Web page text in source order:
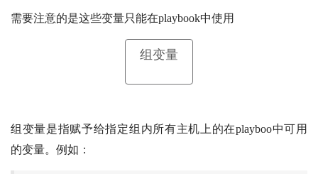
需要注意的是这些变量只能在playbook中使用
组变量
组变量是指赋予给指定组内所有主机上的在playboo中可用
的变量。例如：